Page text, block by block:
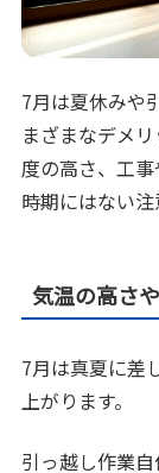
7月は夏休みや
まざまなデメ
度の高さ、工
時期にはない注
気温の高さ
7月は真夏に差
上がります。
引っ越し作業